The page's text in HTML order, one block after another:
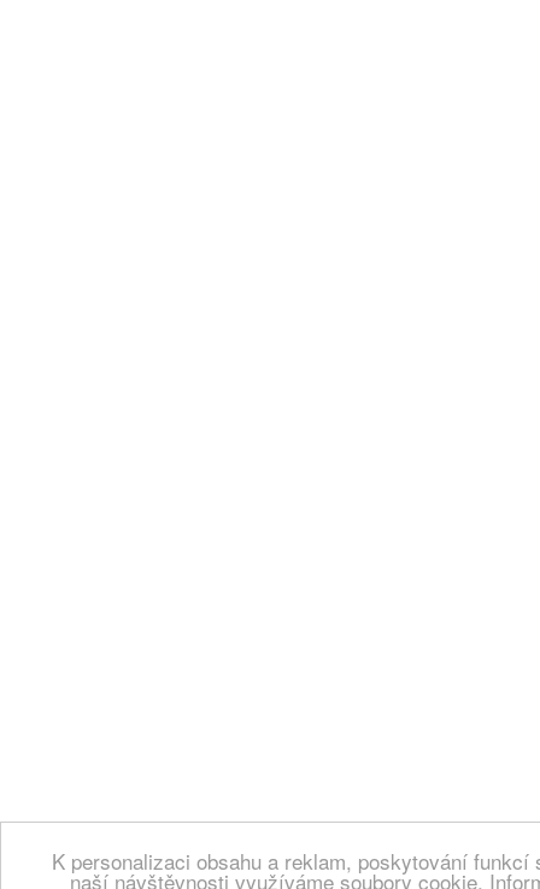
K personalizaci obsahu a reklam, poskytování
naší návštěvnosti využíváme soubory cookie.